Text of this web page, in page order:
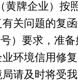
黄牌企业）按
关问题的复
号）要求，准
环境信用修
请及时将受